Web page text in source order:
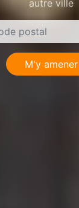
autre ville
M'y amener